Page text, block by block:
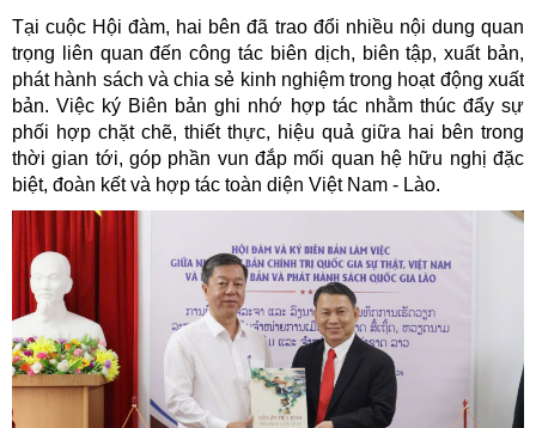
Tại cuộc Hội đàm, hai bên đã trao đổi nhiều nội dung quan
trọng liên quan đến công tác biên dịch, biên tập, xuất bản,
phát hành sách và chia sẻ kinh nghiệm trong hoạt động xuất
bản. Việc ký Biên bản ghi nhớ hợp tác nhằm thúc đẩy sự
phối hợp chặt chẽ, thiết thực, hiệu quả giữa hai bên trong
thời gian tới, góp phần vun đắp mối quan hệ hữu nghị đặc
biệt, đoàn kết và hợp tác toàn diện Việt Nam - Lào.